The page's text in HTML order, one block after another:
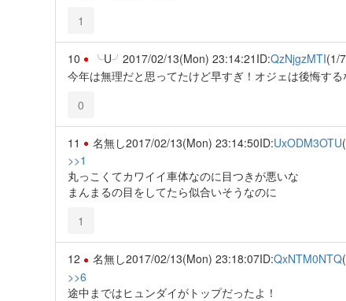
1
10 ╰U╯ 2017/02/13(Mon) 23:14:21 ID:QzNjgzMTI(1/
今年は無理だと思ってたけど早すぎ！オジェは後悔する
0
11 名無し2017/02/13(Mon) 23:14:50ID:UxODM3OTU
>>1
丸っこくてカワイイ車体なのに目つきが悪いな
まんまるの目をしてたら似合いそうなのに
1
12 名無し2017/02/13(Mon) 23:18:07ID:QxNTM0NTQ
>>6
途中まではヒュンダイがトップだったよ！